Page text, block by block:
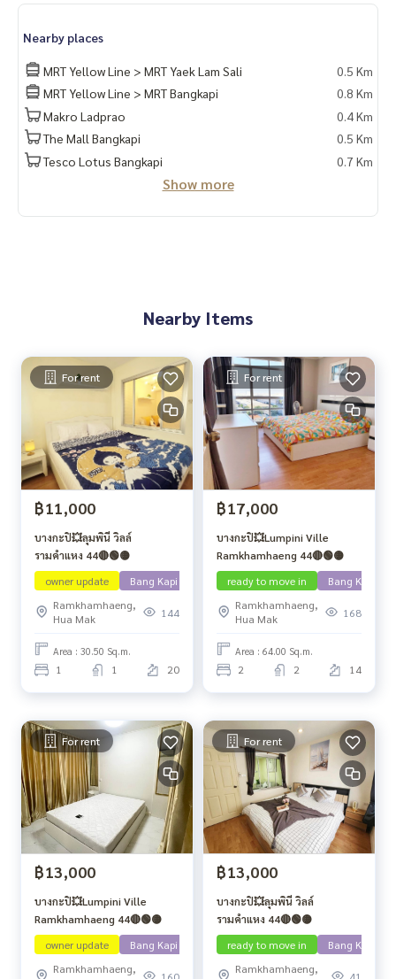
Nearby places
MRT Yellow Line > MRT Yaek Lam Sali
0.5 Km
MRT Yellow Line > MRT Bangkapi
0.8 Km
Makro Ladprao
0.4 Km
The Mall Bangkapi
0.5 Km
Tesco Lotus Bangkapi
0.7 Km
Show more
Nearby Items
For rent
฿11,000
บางกะปิ💥ลุมพินี วิลล์
รามคำแหง 44🔴🟢🟡
owner update
Bang Kapi
Ramkhamhaeng,
Hua Mak
144
Area : 30.50 Sq.m.
1 1 20
For rent
฿17,000
บางกะปิ💥Lumpini Ville
Ramkhamhaeng 44🔴🟢🟡
ready to move in
Bang Kapi
Ramkhamhaeng,
Hua Mak
168
Area : 64.00 Sq.m.
2 2 14
For rent
฿13,000
บางกะปิ💥Lumpini Ville
Ramkhamhaeng 44🔴🟢🟡
owner update
Bang Kapi
Ramkhamhaeng,
160
For rent
฿13,000
บางกะปิ💥ลุมพินี วิลล์
รามคำแหง 44🔴🟢🟡
ready to move in
Bang Kapi
Ramkhamhaeng,
41